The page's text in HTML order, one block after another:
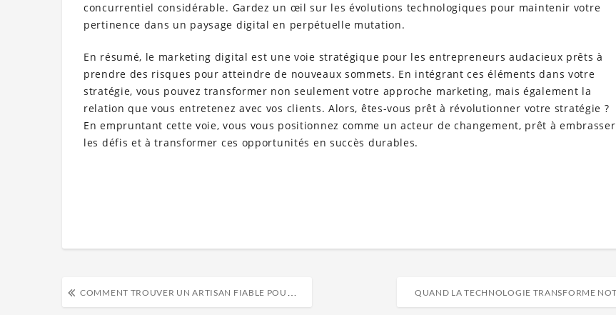
concurrentiel considérable. Gardez un œil sur les évolutions technologiques pour maintenir votre
pertinence dans un paysage digital en perpétuelle mutation.
En résumé, le marketing digital est une voie stratégique pour les entrepreneurs audacieux prêts à
prendre des risques pour atteindre de nouveaux sommets. En intégrant ces éléments dans votre
stratégie, vous pouvez transformer non seulement votre approche marketing, mais également la
relation que vous entretenez avec vos clients. Alors, êtes-vous prêt à révolutionner votre stratégie ?
En empruntant cette voie, vous vous positionnez comme un acteur de changement, prêt à embrasser
les défis et à transformer ces opportunités en succès durables.
COMMENT TROUVER UN ARTISAN FIABLE POUR VOS TRAVAUX?